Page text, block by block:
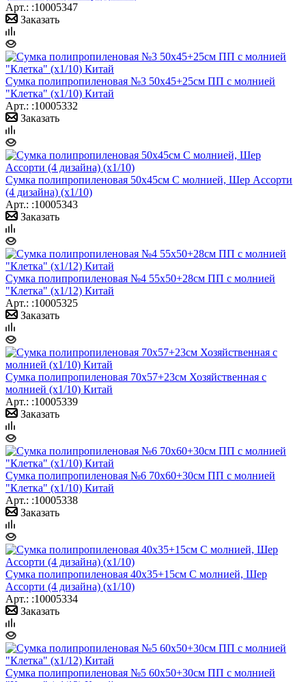
Арт.: :10005347
Заказать
Сумка полипропиленовая №3 50х45+25см ПП с молнией
"Клетка" (х1/10) Китай
Арт.: :10005332
Заказать
Сумка полипропиленовая 50х45см С молнией, Шер Ассорти
(4 дизайна) (х1/10)
Арт.: :10005343
Заказать
Сумка полипропиленовая №4 55х50+28см ПП с молнией
"Клетка" (х1/12) Китай
Арт.: :10005325
Заказать
Сумка полипропиленовая 70х57+23см Хозяйственная с
молнией (х1/10) Китай
Арт.: :10005339
Заказать
Сумка полипропиленовая №6 70х60+30см ПП с молнией
"Клетка" (х1/10) Китай
Арт.: :10005338
Заказать
Сумка полипропиленовая 40х35+15см С молнией, Шер
Ассорти (4 дизайна) (х1/10)
Арт.: :10005334
Заказать
Сумка полипропиленовая №5 60х50+30см ПП с молнией